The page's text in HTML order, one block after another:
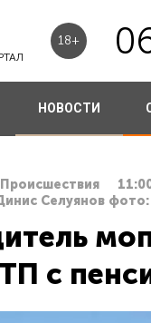
18+
НОВОСТИ
Происшествия
Селуянов
с